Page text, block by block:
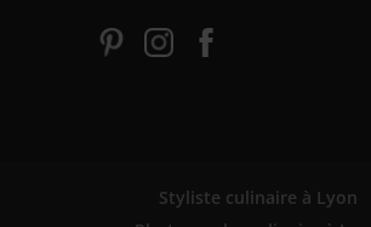
Styliste culinaire à Lyon